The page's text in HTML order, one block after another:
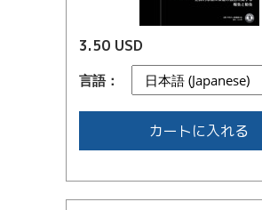
3.50 USD
言語：
カートに入れる